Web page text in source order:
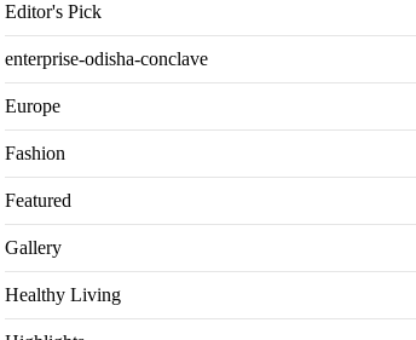
Editor's Pick
enterprise-odisha-conclave
Europe
Fashion
Featured
Gallery
Healthy Living